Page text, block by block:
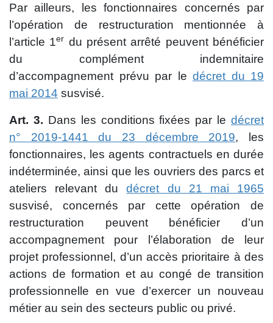
Par ailleurs, les fonctionnaires concernés par
l’opération de restructuration mentionnée à
l’article 1er du présent arrêté peuvent bénéficier
du complément indemnitaire
d’accompagnement prévu par le décret du 19
mai 2014 susvisé.
Art. 3. Dans les conditions fixées par le décret
n° 2019-1441 du 23 décembre 2019, les
fonctionnaires, les agents contractuels en durée
indéterminée, ainsi que les ouvriers des parcs et
ateliers relevant dudécret du 21 mai 1965
susvisé, concernés par cette opération de
restructuration peuvent bénéficier d’un
accompagnement pour l’élaboration de leur
projet professionnel, d’un accès prioritaire à des
actions de formation et au congé de transition
professionnelle en vue d’exercer un nouveau
métier au sein des secteurs public ou privé.